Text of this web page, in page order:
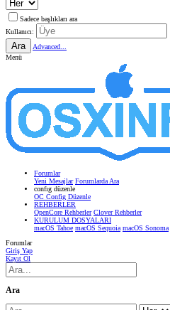
Sadece başlıkları ara
Kullanıcı:
Ara
Advanced...
Menü
Forumlar
Yeni Mesajlar Forumlarda Ara
confıg düzenle
OC Config Düzenle
REHBERLER
OpenCore Rehberler Clover Rehberler
KURULUM DOSYALARI
macOS Tahoe macOS Sequoia macOS Sonoma
Forumlar
Giriş Yap
Kayıt Ol
Ara